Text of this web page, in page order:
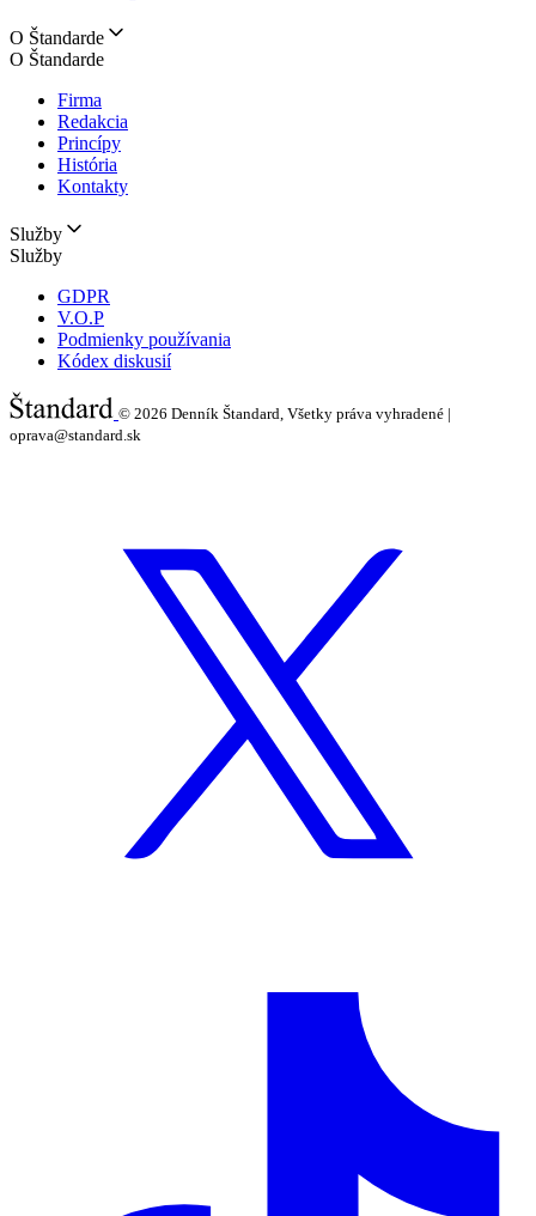
O Štandarde
O Štandarde
Firma
Redakcia
Princípy
História
Kontakty
Služby
Služby
GDPR
V.O.P
Podmienky používania
Kódex diskusií
© 2026 Denník Štandard, Všetky práva vyhradené |
oprava@standard.sk